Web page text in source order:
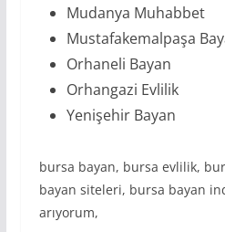
Mudanya Muhabbet
Mustafakemalpaşa
Orhaneli Bayan
Orhangazi Evlilik
Yenişehir Bayan
bursa bayan, bursa evlilik,
bayan siteleri, bursa bayan
arıyorum,